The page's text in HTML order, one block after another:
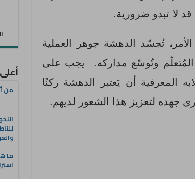
لا تبدو ضرورية.
تُجسّد الدهشة جوهر العملية
المُتعلّم وتُوسّع مداركه. يجب على
المعرفية أن يَعتبر الدهشة ركنًا
جهده لتعزيز هذا الشعور لديهم.
من
ما